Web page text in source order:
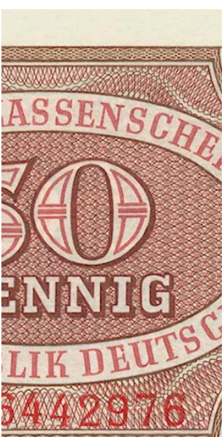
Hans-Ludwig Besler (Grabowski)
Aus alten Zeitungen: Kurz nach der
Währungsreform – Falschgeld aus Paris
Gefunden in: "Die Rheinpfalz", Ludwigshafen
vom 23.12.1956 Bank deutscher Länder:
Fälschung zu 100 Mark von 1948 ("Roter
Hunderter"), Vorderseite. Abb. Archiv für Geld-
und Zeitgeschichte, Sammlung Grabowski.
deutscher Länder: Fälschung zu 100 Mark von
1948 ("Roter Hunderter"), Rückseite. Abb. Archiv
für Geld- und Zeitgeschichte, Sammlung
Grabowski. Kurz nach der Währungsreform –
Die falschen Geldscheine kamen damals aus
Seinestadt Paris Fragwürdige Finanztransaktio